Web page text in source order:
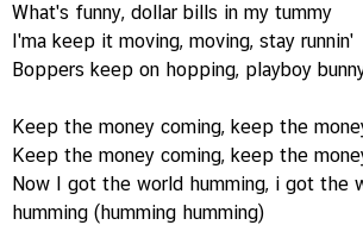
What's funny, dollar bills in my tummy
I'ma keep it moving, moving, stay runnin'
Boppers keep on hopping, playboy
Keep the money coming, keep the
Keep the money coming, keep the
Now I got the world humming, i got the
humming (humming humming)